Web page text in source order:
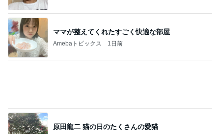
ママが整えてくれたすごく快適な部屋
Amebaトピックス 1日前
原田龍二 猫の日のたくさんの愛猫